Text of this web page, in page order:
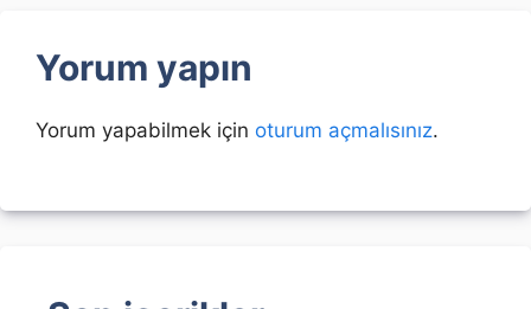
Yorum yapın
Yorum yapabilmek için oturum açmalısınız.